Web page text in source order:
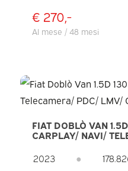
€ 270,-
Al mese / 48 mesi
FIAT DOBLÒ VAN
CARPLAY/ NAVI/
2023
●